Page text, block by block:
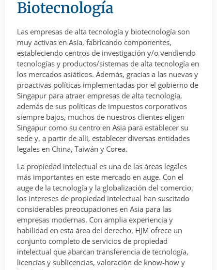
Biotecnología
Las empresas de alta tecnología y biotecnología son
muy activas en Asia, fabricando componentes,
estableciendo centros de investigación y/o vendiendo
tecnologías y productos/sistemas de alta tecnología en
los mercados asiáticos. Además, gracias a las nuevas y
proactivas políticas implementadas por el gobierno de
Singapur para atraer empresas de alta tecnología,
además de sus políticas de impuestos corporativos
siempre bajos, muchos de nuestros clientes eligen
Singapur como su centro en Asia para establecer su
sede y, a partir de allí, establecer diversas entidades
legales en China, Taiwán y Corea.
La propiedad intelectual es una de las áreas legales
más importantes en este mercado en auge. Con el
auge de la tecnología y la globalización del comercio,
los intereses de propiedad intelectual han suscitado
considerables preocupaciones en Asia para las
empresas modernas. Con amplia experiencia y
habilidad en esta área del derecho, HJM ofrece un
conjunto completo de servicios de propiedad
intelectual que abarcan transferencia de tecnología,
licencias y sublicencias, valoración de know-how y